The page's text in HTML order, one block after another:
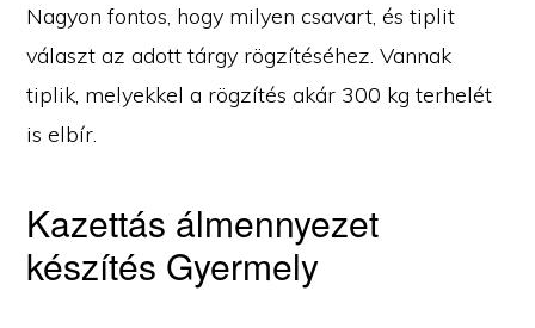
Nagyon fontos, hogy milyen csavart, és tiplit
választ az adott tárgy rögzítéséhez. Vannak
tiplik, melyekkel a rögzítés akár 300 kg terhelét
is elbír.
Kazettás álmennyezet
készítés Gyermely